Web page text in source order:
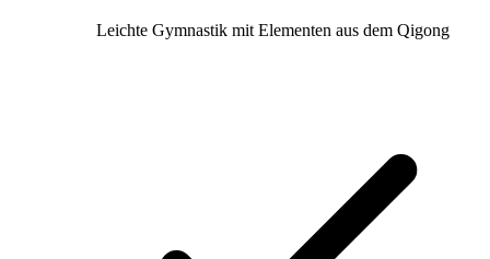
Leichte Gymnastik mit Elementen aus dem Qigong